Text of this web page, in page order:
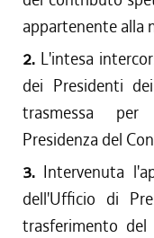
appartenente alla
2. L'intesa
dei Presidenti
trasmessa per
Presidenza del
3. Intervenuta
dell'Ufficio di
trasferimento